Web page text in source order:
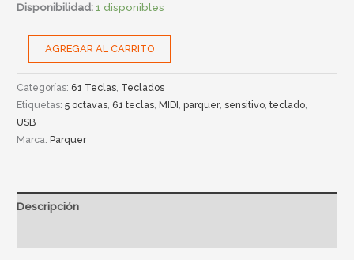
Disponibilidad:1 disponibles
AGREGAR AL CARRITO
Categorías: 61 Teclas, Teclados
Etiquetas:5 octavas, 61 teclas,MIDI,parquer,sensitivo,teclado,
USB
Marca:Parquer
Descripción